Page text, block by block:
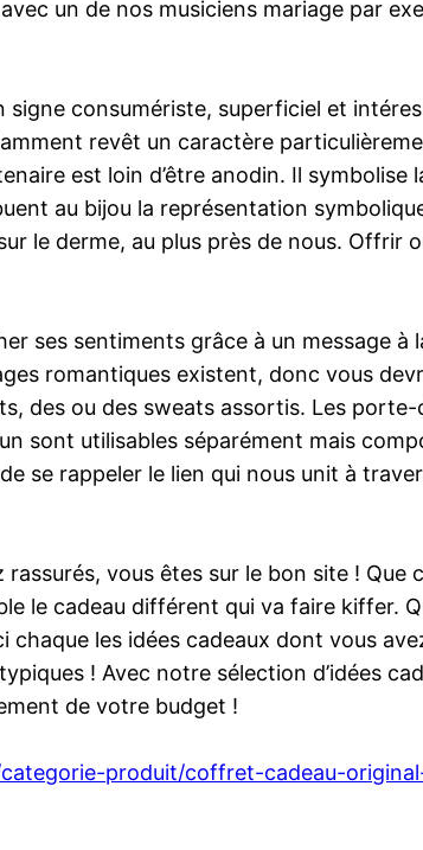
avec un de nos musiciens mariage par
consumériste, superficiel et
revêt un caractère
est loin d’être anodin. Il symbolise
au bijou la représentation
le derme, au plus près de nous. Offrir
ses sentiments grâce à un message à
romantiques existent, donc vous
des ou des sweats assortis. Les
sont utilisables séparément mais
se rappeler le lien qui nous unit à
rassurés, vous êtes sur le bon site !
le cadeau différent qui va faire kiffer.
les idées cadeaux dont vous
! Avec notre sélection d’idées
de votre budget !
produit/coffret-cadeau-